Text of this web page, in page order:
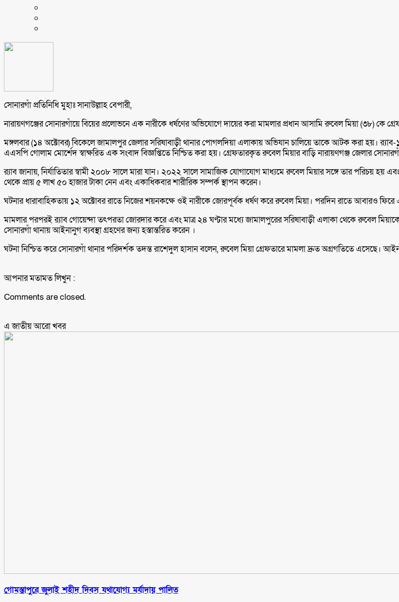
সোনারগাঁ প্রতিনিধি মুহাঃ সানাউল্লাহ বেপারী,
নারায়ণগঞ্জের সোনারগাঁয়ে বিয়ের প্রলোভনে এক নারীকে ধর্ষণের অভিযোগে দায়ের করা মামলার প্রধান আসামি রুবেল মিয়া (৩৮) কে
মঙ্গলবার (১৪ অক্টোবর) বিকেলে জামালপুর জেলার সরিষাবাড়ী থানার পোগলদিয়া এলাকায় অভিযান চালিয়ে তাকে আটক করা হয়।
এএসপি গোলাম মোর্শেদ স্বাক্ষরিত এক সংবাদ বিজ্ঞপ্তিতে নিশ্চিত করা হয়। গ্রেফতারকৃত রুবেল মিয়ার বাড়ি নারায়ণগঞ্জ জেলার
র‍্যাব জানায়, নির্যাতিতার স্বামী ২০০৮ সালে মারা যান। ২০২২ সালে সামাজিক যোগাযোগ মাধ্যমে রুবেল মিয়ার সঙ্গে তার পরিচয় হয়
থেকে প্রায় ৫ লাখ ৫০ হাজার টাকা নেন এবং একাধিকবার শারীরিক সম্পর্ক স্থাপন করেন।
ঘটনার ধারাবাহিকতায় ১২ অক্টোবর রাতে নিজের শয়নকক্ষে ওই নারীকে জোরপূর্বক ধর্ষণ করে রুবেল মিয়া। পরদিন রাতে আবারও ফিরে
মামলার পরপরই র‍্যাব গোয়েন্দা তৎপরতা জোরদার করে এবং মাত্র ২৪ ঘণ্টার মধ্যে জামালপুরের সরিষাবাড়ী এলাকা থেকে রুবেল
সোনারগাঁ থানায় আইনানুগ ব্যবস্থা গ্রহণের জন্য হস্তান্তরিত করেন ।
ঘটনা নিশ্চিত করে সোনারগাঁ থানার পরিদর্শক তদন্ত রাশেদুল হাসান বলেন, রুবেল মিয়া গ্রেফতারে মামলা দ্রুত অগ্রগতিতে এসেছে।
আপনার মতামত লিখুন :
Comments are closed.
এ জাতীয় আরো ‍খবর
গোমস্তাপুরে জুলাই শহীদ দিবস যথাযোগ্য মর্যাদায় পালিত